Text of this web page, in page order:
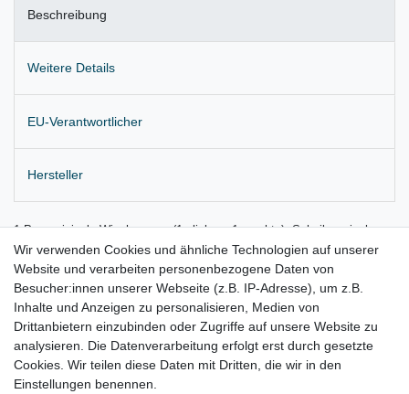
Beschreibung
Weitere Details
EU-Verantwortlicher
Hersteller
1 Paar originale Wischerarme (1x links + 1x rechts), Scheibenwischer
inkl. Wischerblatt
Einbauposition: Vorne links und rechts
Lieferung wie abgebildet
VW Tiguan I Bj. 2007 - 2016
Wir verwenden Cookies und ähnliche Technologien auf unserer
Website und verarbeiten personenbezogene Daten von
Besucher:innen unserer Webseite (z.B. IP-Adresse), um z.B.
Inhalte und Anzeigen zu personalisieren, Medien von
Drittanbietern einzubinden oder Zugriffe auf unsere Website zu
analysieren. Die Datenverarbeitung erfolgt erst durch gesetzte
Cookies. Wir teilen diese Daten mit Dritten, die wir in den
Einstellungen benennen.